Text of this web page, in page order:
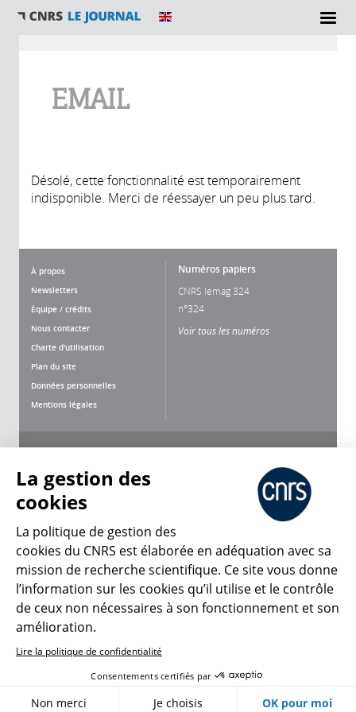
EMAIL
Désolé, cette fonctionnalité est temporairement
indisponible. Merci de réessayer un peu plus tard.
À propos
Newsletters
Équipe / crédits
Nous contacter
Charte d'utilisation
Plan du site
Données personnelles
Mentions légales
Numéros papiers
CNRS lemag 324
n°324
Voir tous les numéros
CNRS Le Mag
© 2026, CNRS
Créer un compte Se connecter
Gestion des cookies
La gestion des
cookies
La politique de gestion des
cookies du CNRS est élaborée en adéquation avec sa
mission de recherche scientifique. Ce site vous donne
l’information sur les cookies qu’il utilise et le contrôle
de ceux non nécessaires à son fonctionnement et son
amélioration.
Lire la politique de confidentialité
Consentements certifiés par
Non merci Je choisis OK pour moi